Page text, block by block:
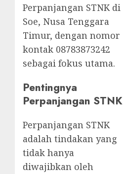
Perpanjangan STNK di
Soe, Nusa Tenggara
Timur, dengan nomor
kontak 08783873242
sebagai fokus utama.
Pentingnya
Perpanjangan STNK
Perpanjangan STNK
adalah tindakan yang
tidak hanya
diwajibkan oleh